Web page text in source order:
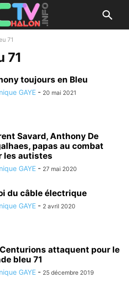
71
71
toujours en Bleu
GAYE - 20 mai 2021
Savard, Anthony De
papas au combat
les autistes
GAYE - 27 mai 2020
du câble électrique
GAYE - 2 avril 2020
attaquent pour le
bleu 71
GAYE - 25 décembre 2019